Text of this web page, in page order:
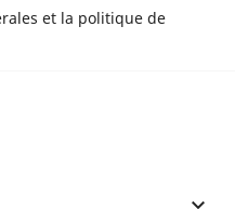
et la politique de